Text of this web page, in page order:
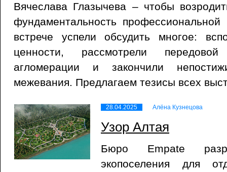
Вячеслава Глазычева – чтобы
фундаментальность
встрече успели обсудить многое:
ценности, рассмотрели
агломерации и закончили
межевания. Предлагаем тезисы всех
28.04.2025 Алёна Кузнецова
Узор Алтая
Бюро Empate
экопоселения для